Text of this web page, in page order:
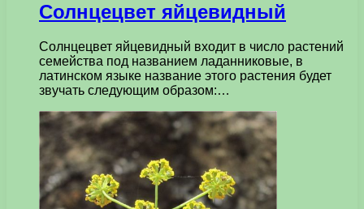
Солнцецвет яйцевидный
Солнцецвет яйцевидный входит в число растений
семейства под названием ладанниковые, в
латинском языке название этого растения будет
звучать следующим образом:…